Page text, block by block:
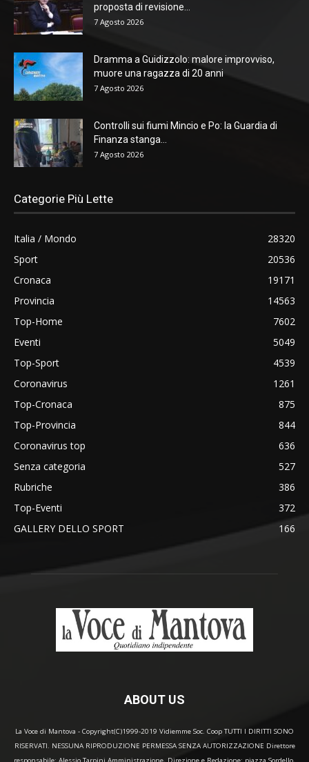
proposta di revisione...
7 Agosto 2026
Dramma a Guidizzolo: malore improvviso,
muore una ragazza di 20 anni
7 Agosto 2026
Controlli sui fiumi Mincio e Po: la Guardia di
Finanza stanga...
7 Agosto 2026
Categorie Più Lette
Italia / Mondo
28320
Sport
20536
Cronaca
19171
Provincia
14563
Top-Home
7602
Eventi
5049
Top-Sport
4539
Coronavirus
1261
Top-Cronaca
875
Top-Provincia
844
Coronavirus top
636
Senza categoria
527
Rubriche
386
Top-Eventi
372
GALLERY DELLO SPORT
166
ABOUT US
La Voce di Mantova - Copyright(C)1999-2019 Vidiemme Soc. Coop TUTTI I DIRITTI SONO
RISERVATI. NESSUNA RIPRODUZIONE PERMESSA SENZA AUTORIZZAZIONE Direttore